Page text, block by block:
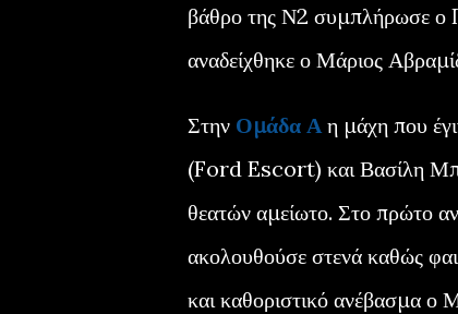
βάθρο της Ν2 συμπλήρωσε ο
αναδείχθηκε ο Μάριος
Στην Ομάδα Αη μάχη που
(Ford Escort) και Βασίλη
θεατών αμείωτο. Στο πρώτο
ακολουθούσε στενά καθώς
και καθοριστικό ανέβασμα ο